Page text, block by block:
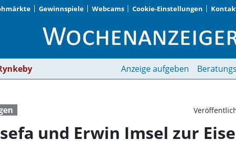
Gewinnspiele Webcams Cookie-Einstellungen
Planegg gratuliert
Anzeige aufgeben
und Erwin Imsel zur